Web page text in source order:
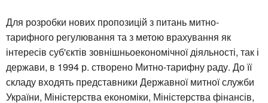
Для розробки нових пропозицій з питань митно-
тарифного регулювання та з метою врахування як
інтересів суб'єктів зовнішньоекономічної діяльності, так і
держави, в 1994 р. створено Митно-тарифну раду. До її
складу входять представники Державної митної служби
України, Міністерства економіки, Міністерства фінансів,